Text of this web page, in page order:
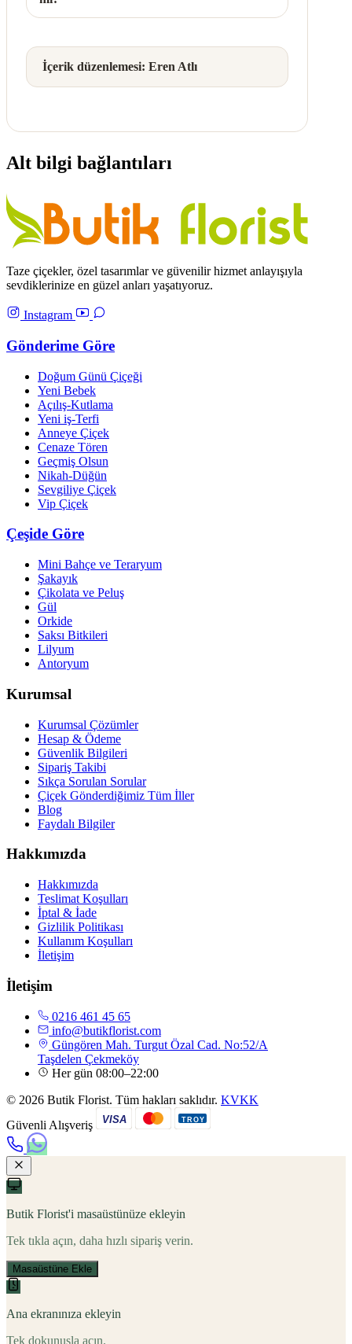
İçerik düzenlemesi: Eren Atlı
Alt bilgi bağlantıları
Taze çiçekler, özel tasarımlar ve güvenilir hizmet anlayışıyla
sevdiklerinize en güzel anları yaşatıyoruz.
Instagram
Gönderime Göre
Doğum Günü Çiçeği
Yeni Bebek
Açılış-Kutlama
Yeni iş-Terfi
Anneye Çiçek
Cenaze Tören
Geçmiş Olsun
Nikah-Düğün
Sevgiliye Çiçek
Vip Çiçek
Çeşide Göre
Mini Bahçe ve Teraryum
Şakayık
Çikolata ve Peluş
Gül
Orkide
Saksı Bitkileri
Lilyum
Antoryum
Kurumsal
Kurumsal Çözümler
Hesap & Ödeme
Güvenlik Bilgileri
Sipariş Takibi
Sıkça Sorulan Sorular
Çiçek Gönderdiğimiz Tüm İller
Blog
Faydalı Bilgiler
Hakkımızda
Hakkımızda
Teslimat Koşulları
İptal & İade
Gizlilik Politikası
Kullanım Koşulları
İletişim
İletişim
0216 461 45 65
info@butikflorist.com
Güngören Mah. Turgut Özal Cad. No:52/A
Taşdelen Çekmeköy
Her gün 08:00–22:00
© 2026 Butik Florist. Tüm hakları saklıdır. KVKK
Güvenli Alışveriş
VISA TROY
Butik Florist'i masaüstünüze ekleyin
Tek tıkla açın, daha hızlı sipariş verin.
Masaüstüne Ekle
Ana ekranınıza ekleyin
Tek dokunuşla açın.